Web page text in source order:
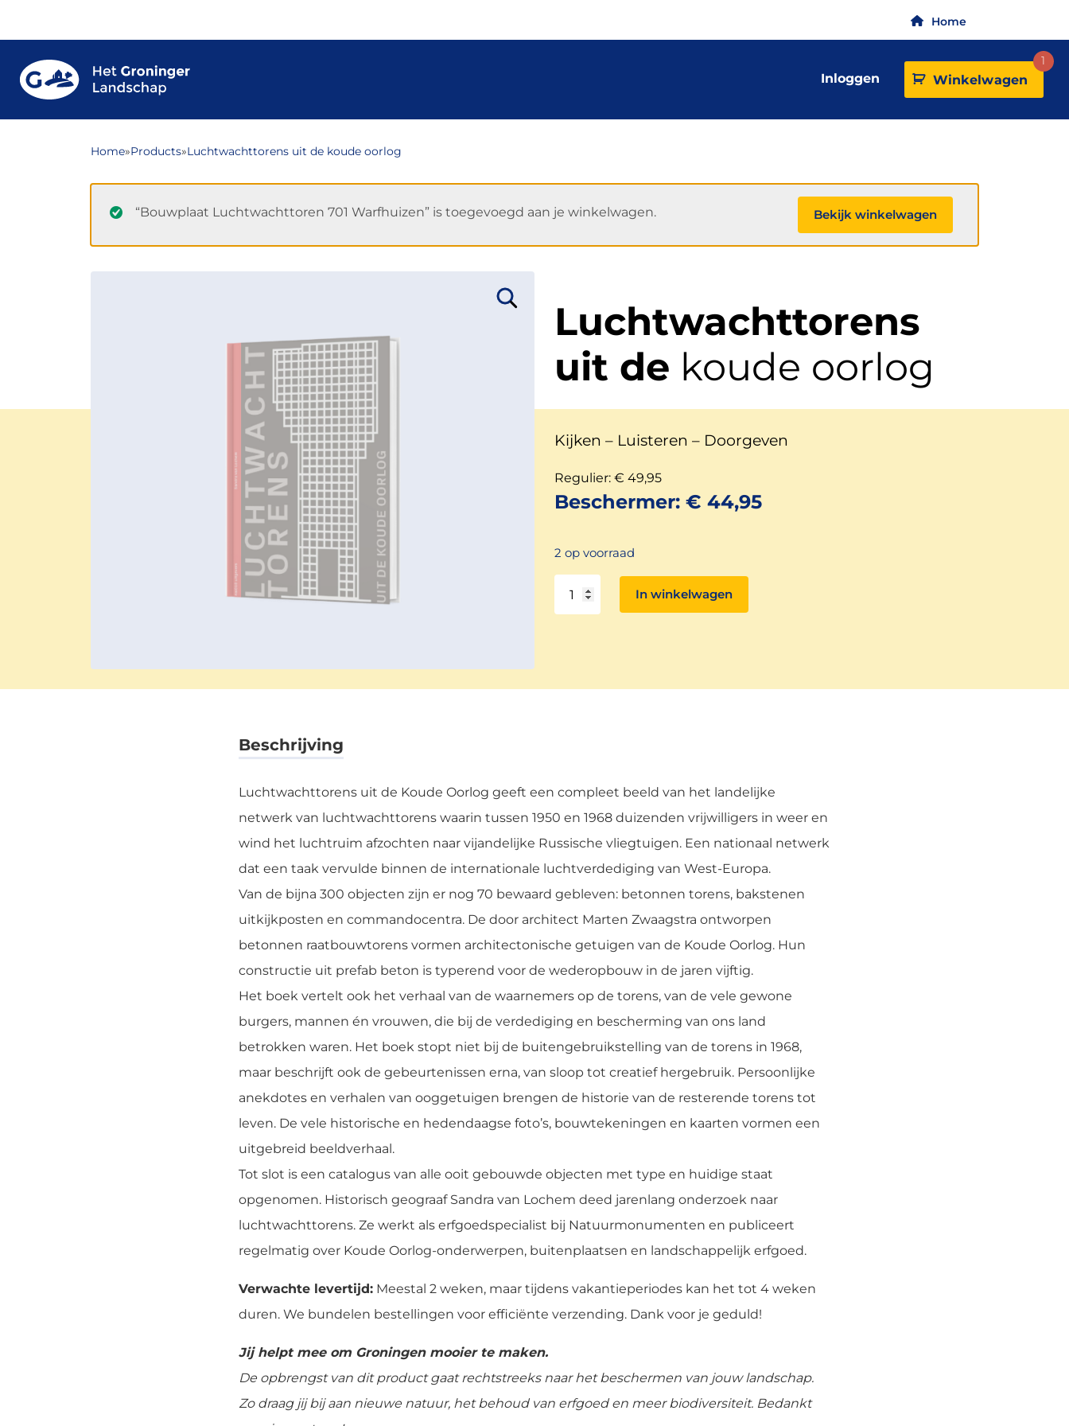
Home
Inloggen Winkelwagen
1
Home»Products»Luchtwachttorens uit de koude oorlog
“Bouwplaat Luchtwachttoren 701 Warfhuizen” is toegevoegd aan je winkelwagen. Bekijk winkelwagen
Luchtwachttorens
uit de koude oorlog
Kijken – Luisteren – Doorgeven
Regulier: € 49,95
Beschermer: € 44,95
2 op voorraad
Luchtwachttorens
In winkelwagen
Beschrijving
Luchtwachttorens uit de Koude Oorlog geeft een compleet beeld van het landelijke
netwerk van luchtwachttorens waarin tussen 1950 en 1968 duizenden vrijwilligers in weer en
wind het luchtruim afzochten naar vijandelijke Russische vliegtuigen. Een nationaal netwerk
dat een taak vervulde binnen de internationale luchtverdediging van West-Europa.
Van de bijna 300 objecten zijn er nog 70 bewaard gebleven: betonnen torens, bakstenen
uitkijkposten en commandocentra. De door architect Marten Zwaagstra ontworpen
betonnen raatbouwtorens vormen architectonische getuigen van de Koude Oorlog. Hun
constructie uit prefab beton is typerend voor de wederopbouw in de jaren vijftig.
Het boek vertelt ook het verhaal van de waarnemers op de torens, van de vele gewone
burgers, mannen én vrouwen, die bij de verdediging en bescherming van ons land
betrokken waren. Het boek stopt niet bij de buitengebruikstelling van de torens in 1968,
maar beschrijft ook de gebeurtenissen erna, van sloop tot creatief hergebruik. Persoonlijke
anekdotes en verhalen van ooggetuigen brengen de historie van de resterende torens tot
leven. De vele historische en hedendaagse foto’s, bouwtekeningen en kaarten vormen een
uitgebreid beeldverhaal.
Tot slot is een catalogus van alle ooit gebouwde objecten met type en huidige staat
opgenomen. Historisch geograaf Sandra van Lochem deed jarenlang onderzoek naar
luchtwachttorens. Ze werkt als erfgoedspecialist bij Natuurmonumenten en publiceert
regelmatig over Koude Oorlog-onderwerpen, buitenplaatsen en landschappelijk erfgoed.
Verwachte levertijd: Meestal 2 weken, maar tijdens vakantieperiodes kan het tot 4 weken
duren. We bundelen bestellingen voor efficiënte verzending. Dank voor je geduld!
Jij helpt mee om Groningen mooier te maken.
De opbrengst van dit product gaat rechtstreeks naar het beschermen van jouw landschap.
Zo draag jij bij aan nieuwe natuur, het behoud van erfgoed en meer biodiversiteit. Bedankt